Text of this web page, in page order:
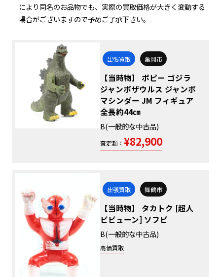
により同名のお品物でも、実際の買取価格が大きく変動する
場合がございますので予めご了承下さい。
出張買取 亀岡市
【当時物】 ポピー ゴジラ
ジャンボザウルス ジャンボ
マシンダー JM フィギュア
全長約44㎝
B(一般的な中古品)
査定額： ¥82,900
出張買取 舞鶴市
【当時物】 タカトク [超人
ビビューン] ソフビ
B(一般的な中古品)
高価買取